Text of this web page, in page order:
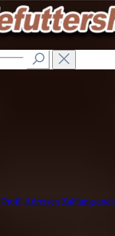
Profil Adressen Zahlungsarten